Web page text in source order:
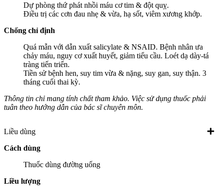
Dự phòng thứ phát nhồi máu cơ tim & đột quỵ.
Điều trị các cơn đau nhẹ & vừa, hạ sốt, viêm xương khớp.
Chống chỉ định
Quá mẫn với dẫn xuất salicylate & NSAID. Bệnh nhân ưa
chảy máu, nguy cơ xuất huyết, giảm tiểu cầu. Loét dạ dày-tá
tràng tiến triển.
Tiền sử bệnh hen, suy tim vừa & nặng, suy gan, suy thận. 3
tháng cuối thai kỳ.
Thông tin chỉ mang tính chất tham khảo. Việc sử dụng thuốc phải
tuân theo hướng dẫn của bác sĩ chuyên môn.
Liều dùng
Cách dùng
Thuốc dùng đường uống
Liều lượng